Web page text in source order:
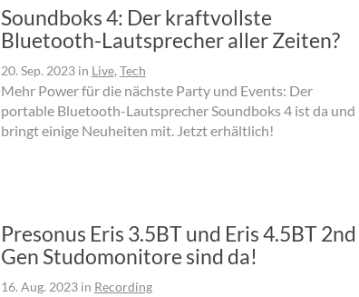
Soundboks 4: Der kraftvollste
Bluetooth-Lautsprecher aller Zeiten?
20. Sep. 2023in Live, Tech
Mehr Power für die nächste Party und Events: Der
portable Bluetooth-Lautsprecher Soundboks 4 ist da und
bringt einige Neuheiten mit. Jetzt erhältlich!
Presonus Eris 3.5BT und Eris 4.5BT 2nd
Gen Studomonitore sind da!
16. Aug. 2023in Recording